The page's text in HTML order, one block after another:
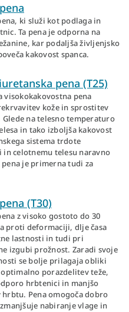
ki služi kot podlaga in
Ta pena je odporna na
kar podaljša življenjsko
kakovost spanca.
pena (T25)
visokokakovostna pena
kože in sprostitev
Glede na telesno temperaturo
in tako izboljša kakovost
sistema trdote
celotnemu telesu naravno
je primerna tudi za
(T30)
z visoko gostoto do 30
proti deformaciji, dlje časa
lastnosti in tudi pri
izgubi prožnost. Zaradi svoje
se bolje prilagaja obliki
porazdelitev teže,
hrbtenici in manjšo
Pena omogoča dobro
nabiranje vlage in